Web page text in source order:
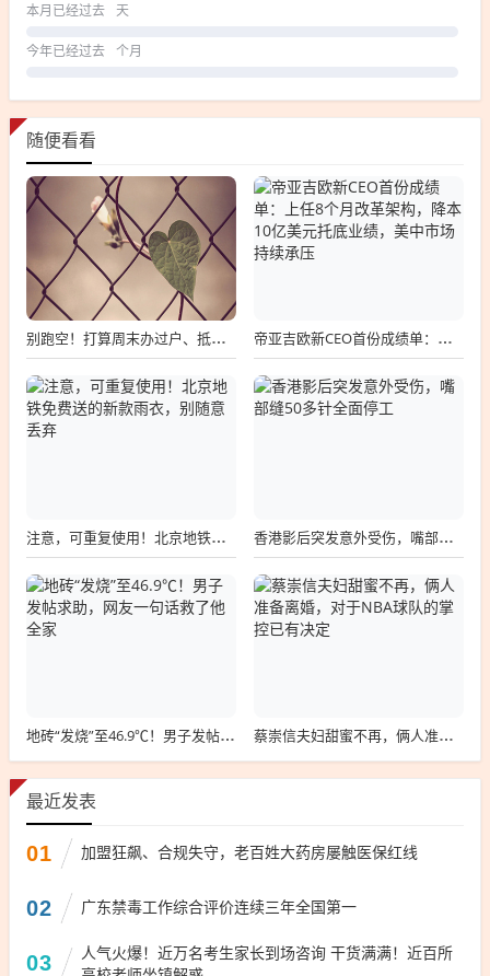
本月已经过去 天
今年已经过去 个月
随便看看
别跑空！打算周末办过户、抵押的，先看这条提醒 帝亚吉欧新CEO首份成绩单：上任8个月改革架构，降本10亿美元托底业绩，美中市场持续承压
注意，可重复使用！北京地铁免费送的新款雨衣，别随意丢弃 香港影后突发意外受伤，嘴部缝50多针全面停工
地砖“发烧”至46.9℃！男子发帖求助，网友一句话救了他全家 蔡崇信夫妇甜蜜不再，俩人准备离婚，对于NBA球队的掌控已有决定
最近发表
01 加盟狂飙、合规失守，老百姓大药房屡触医保红线
02 广东禁毒工作综合评价连续三年全国第一
03
人气火爆！近万名考生家长到场咨询 干货满满！近百所